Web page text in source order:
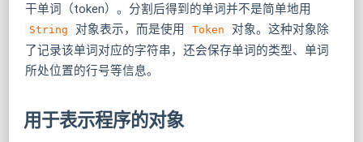
干单词（token）。分割后得到的单词并不是简单地用
String 对象表示，而是使用 Token
对象。这种对象除
了记录该单词对应的字符串，还会保存单词的类型、单词
所处位置的行号等信息。
用于表示程序的对象